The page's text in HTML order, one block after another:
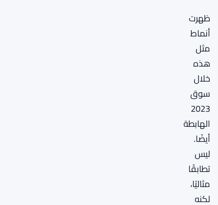
ظهرت
أنماط
مثل
هذه
خلال
سوق
2023
الهابطة
أيضًا.
ليس
تطابقًا
مثاليًا،
لكنه